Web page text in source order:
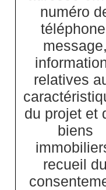
numéro
relatives
du projet et
biens
recueil